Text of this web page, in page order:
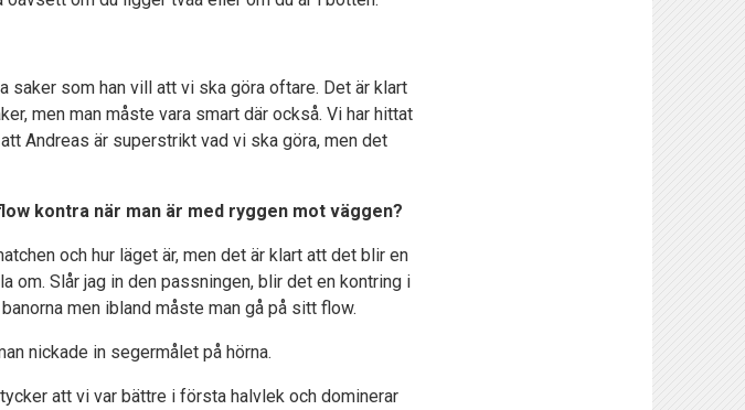
saker som han vill att vi ska göra oftare. Det är klart
men man måste vara smart där också. Vi har hittat
Andreas är superstrikt vad vi ska göra, men det
kontra när man är med ryggen mot väggen?
och hur läget är, men det är klart att det blir en
om. Slår jag in den passningen, blir det en kontring i
men ibland måste man gå på sitt flow.
nickade in segermålet på hörna.
att vi var bättre i första halvlek och dominerar